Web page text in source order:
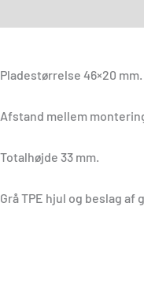
Pladestørrelse 46×20 mm.
Afstand mellem
Totalhøjde 33 mm.
Grå TPE hjul og beslag af